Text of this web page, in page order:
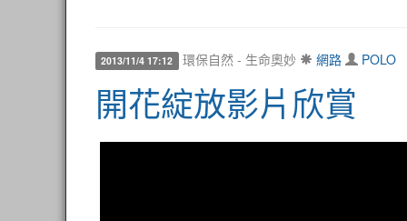
2013/11/4 17:12 環保自然 - 生命奧妙 網路 POLO
開花綻放影片欣賞